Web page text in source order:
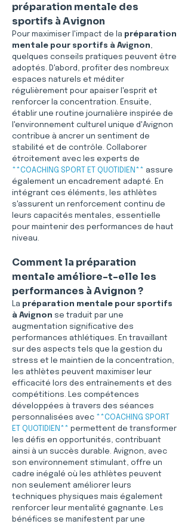
préparation mentale des
sportifs à Avignon
Pour maximiser l'impact de la préparation
mentale pour sportifs à Avignon,
quelques conseils pratiques peuvent être
adoptés. D'abord, profiter des nombreux
espaces naturels et méditer
régulièrement pour apaiser l'esprit et
renforcer la concentration. Ensuite,
établir une routine journalière inspirée de
l'environnement culturel unique d'Avignon
contribue à ancrer un sentiment de
stabilité et de contrôle. Collaborer
étroitement avec les experts de
**COACHING SPORT ET QUOTIDIEN** assure
également un encadrement adapté. En
intégrant ces éléments, les athlètes
s'assurent un renforcement continu de
leurs capacités mentales, essentielle
pour maintenir des performances de haut
niveau.
Comment la préparation
mentale améliore-t-elle les
performances à Avignon ?
La préparation mentale pour sportifs
à Avignon se traduit par une
augmentation significative des
performances athlétiques. En travaillant
sur des aspects tels que la gestion du
stress et le maintien de la concentration,
les athlètes peuvent maximiser leur
efficacité lors des entraînements et des
compétitions. Les compétences
développées à travers des séances
personnalisées avec **COACHING SPORT
ET QUOTIDIEN** permettent de transformer
les défis en opportunités, contribuant
ainsi à un succès durable. Avignon, avec
son environnement stimulant, offre un
cadre inégalé où les athlètes peuvent
non seulement améliorer leurs
techniques physiques mais également
renforcer leur mentalité gagnante. Les
bénéfices se manifestent par une